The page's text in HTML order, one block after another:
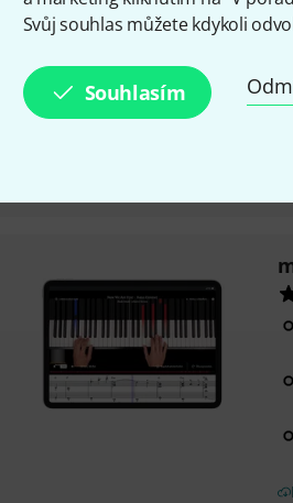
Svůj souhlas můžete kdykoli
Souhlasím